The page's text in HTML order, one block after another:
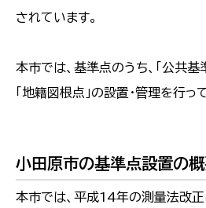
されています。
本市では、基準点のうち、「公共基準
「地籍図根点」の設置・管理を行っ
小田原市の基準点設置の
本市では、平成14年の測量法改